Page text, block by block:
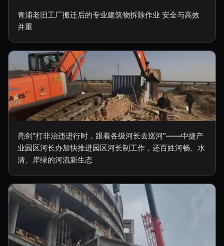
青浦老旧工厂搬迁后的专业建筑物拆除作业 安全与高效
并重
亮剑“打非治违进行时，跟着各级河长去巡河”——中捷产
业园区河长办加快推进园区河长制工作，还百姓河畅、水
清、岸绿的河流新生态